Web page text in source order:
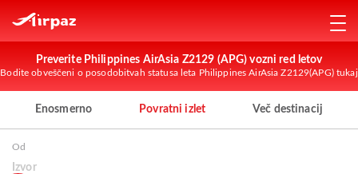
Preverite Philippines AirAsia Z2129 (APG) vozni red letov
Bodite obveščeni o posodobitvah statusa leta Philippines AirAsia Z2129(APG) tukaj
Enosmerno Povratni izlet Več destinacij
Od
Izvor